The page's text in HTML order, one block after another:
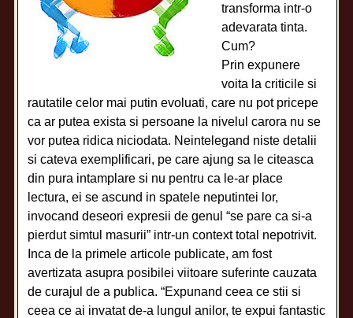
transforma intr-o
adevarata tinta.
Cum?
Prin expunere
voita la criticile si
rautatile celor mai putin evoluati, care nu pot pricepe
ca ar putea exista si persoane la nivelul carora nu se
vor putea ridica niciodata. Neintelegand niste detalii
si cateva exemplificari, pe care ajung sa le citeasca
din pura intamplare si nu pentru ca le-ar place
lectura, ei se ascund in spatele neputintei lor,
invocand deseori expresii de genul “se pare ca si-a
pierdut simtul masurii” intr-un context total nepotrivit.
Inca de la primele articole publicate, am fost
avertizata asupra posibilei viitoare suferinte cauzata
de curajul de a publica. “Expunand ceea ce stii si
ceea ce ai invatat de-a lungul anilor, te expui fantastic